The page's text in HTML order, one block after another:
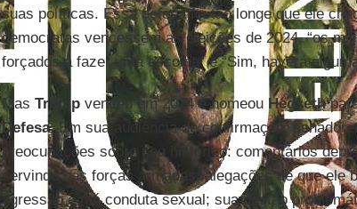
suas políticas. Essa defesa foi tão longe que ele
democratas vencessem as eleições de 2024, “os
forçados a fazer uma escolha” e “Sim, haverá
Mas Trumpvenceu em 2024 e nomeou Hegseth
Defesa. Em sua audiência de confirmação,
preocupações sobre seu histórico: comentários
servindo nas forças armadas; alegações de que ele
agressão e má conduta sexual; sua gestão